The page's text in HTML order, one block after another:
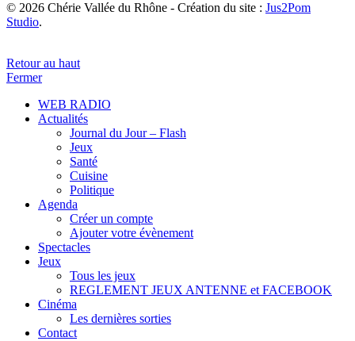
© 2026 Chérie Vallée du Rhône - Création du site : Jus2Pom
Studio.
Retour au haut
Fermer
WEB RADIO
Actualités
Journal du Jour – Flash
Jeux
Santé
Cuisine
Politique
Agenda
Créer un compte
Ajouter votre évènement
Spectacles
Jeux
Tous les jeux
REGLEMENT JEUX ANTENNE et FACEBOOK
Cinéma
Les dernières sorties
Contact